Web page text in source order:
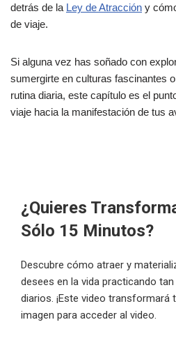
detrás de la Ley de Atracción y
de viaje.
Si alguna vez has soñado con
sumergirte en culturas fascinantes
rutina diaria, este capítulo es el
viaje hacia la manifestación de tus
¿Quieres
Sólo 15 Minutos?
Descubre cómo atraer y
desees en la vida practicando
diarios. ¡Este video transformará
imagen para acceder al video.